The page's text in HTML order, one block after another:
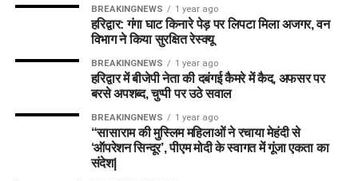
BREAKINGNEWS 1 year ago
हरिद्वार: गंगा घाट किनारे पेड़ पर लिपटा मिला अजगर, वन
विभाग ने किया सुरक्षित रेस्क्यू
BREAKINGNEWS 1 year ago
हरिद्वार में बीजेपी नेता की दबंगई कैमरे में कैद, अफसर पर
बरसे अपशब्द, चुप्पी पर उठे सवाल
BREAKINGNEWS 1 year ago
“सासाराम की मुस्लिम महिलाओं ने रचाया मेहंदी से
‘ऑपरेशन सिन्दूर’, पीएम मोदी के स्वागत में गूंजा एकता का
संदेश|